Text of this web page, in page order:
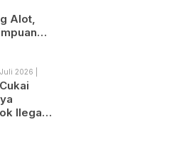
Alot,
2026 |
Ilegal